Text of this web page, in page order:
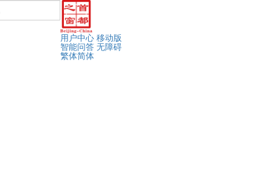
用户中心 移动版
智能问答 无障碍
繁体简体